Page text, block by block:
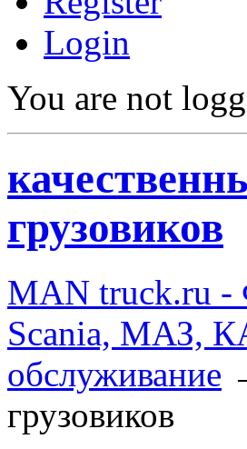
Login
You are not
грузовиков
MAN truck.ru -
Scania, МАЗ,
обслуживание
грузовиков